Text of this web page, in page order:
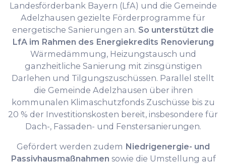
Landesförderbank Bayern (LfA) und die Gemeinde
Adelzhausen gezielte Förderprogramme für
energetische Sanierungen an. So unterstützt die
LfA im Rahmen des Energiekredits Renovierung
Wärmedämmung, Heizungstausch und
ganzheitliche Sanierung mit zinsgünstigen
Darlehen und Tilgungszuschüssen. Parallel stellt
die Gemeinde Adelzhausen über ihren
kommunalen Klimaschutzfonds Zuschüsse bis zu
20 % der Investitionskosten bereit, insbesondere für
Dach-, Fassaden- und Fenstersanierungen.
Gefördert werden zudem Niedrigenergie- und
Passivhausmaßnahmen sowie die Umstellung auf